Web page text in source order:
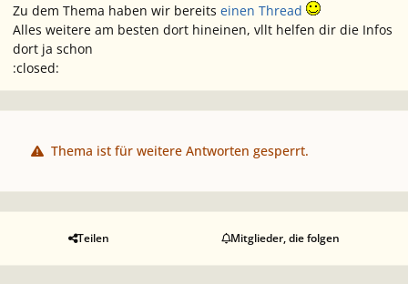
Zu dem Thema haben wir bereits einen Thread
Alles weitere am besten dort hineinen, vllt helfen dir die Infos
dort ja schon
:closed:
Thema ist für weitere Antworten gesperrt.
Teilen Mitglieder, die folgen